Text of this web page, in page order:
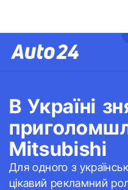
В Україні
Mitsubishi
Для одного з
цікавий рекламний